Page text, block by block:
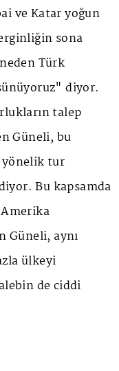
ve Katar yoğun
sona
Türk
diyor.
talep
Güneli, bu
yönelik tur
Bu kapsamda
Güneli, aynı
ülkeyi
de ciddi